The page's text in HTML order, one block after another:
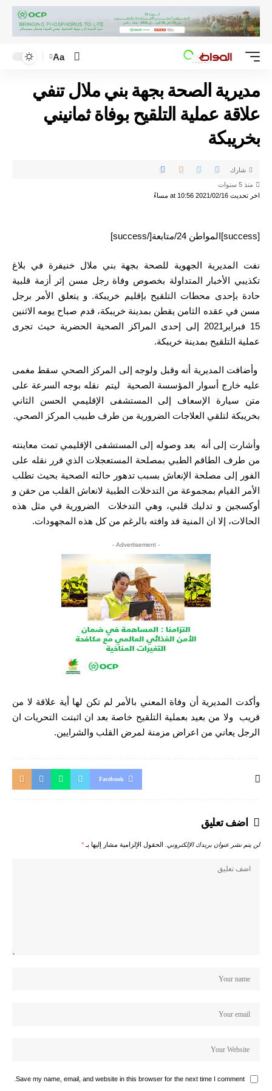
Aa
مديرية الصحة بجهة بني ملال تنفي
علاقة عملية التلقيح بوفاة ثمانيني
بخريبكة
اخر تحديث 2021/02/16 at 10:56 مساءً
منذ 5 سنوات
شارك
[success]المواطن 24/متابعة[/success]
نفت المديرية الجهوية للصحة بجهة بني ملال خنيفرة في بلاغ
تكذيبي الأخبار المتداولة بخصوص وفاة رجل مسن إثر أزمة قلبية
حادة بإحدى محطات التلقيح بإقليم خريبكة. و يتعلق الأمر برجل
مسن في عقده الثامن يقطن بمدينة خريبكة، قدم صباح يومه الاثنين
15 فبراير2021 إلى إحدى المراكز الصحية الحضرية حيث تجرى
عملية التلقيح بمدينة خريبكة.
وأضافت المديرية أنه وقبل ولوجه إلى المركز الصحي سقط مغمى
عليه خارج أسوار المؤسسة الصحية ليتم نقله بوجه السرعة على
متن سيارة الإسعاف إلى المستشفى الإقليمي الحسن الثاني
بخريبكة لتلقي العلاجات الضرورية من طرف طبيب المركز الصحي.
وأشارت إلى أنه بعد وصوله إلى المستشفى الإقليمي تمت معاينته
من طرف الطاقم الطبي بمصلحة المستعجلات الذي قرر نقله على
الفور إلى مصلحة الإنعاش بسبب تدهور حالته الصحية بحيث تطلب
الأمر القيام بمجموعة من التدخلات الطبية لانعاش القلب من حقن و
أوكسجين و تدليك قلبي، وهي التدخلات الضرورية في مثل هذه
الحالات، إلا ان المنية قد وافته بالرغم من كل هذه المجهودات.
- Advertisement -
وأكدت المديرية أن وفاة المعني بالأمر لم تكن لها أية علاقة لا من
قريب ولا من بعيد بعملية التلقيح خاصة بعد ان اثبتت التحريات ان
الرجل يعاني من اعراض مزمنة لمرض القلب والشرايين.
Facebook
اضف تعليق
لن يتم نشر عنوان بريدك الإلكتروني. الحقول الإلزامية مشار إليها بـ *
Save my name, email, and website in this browser for the next time I comment.